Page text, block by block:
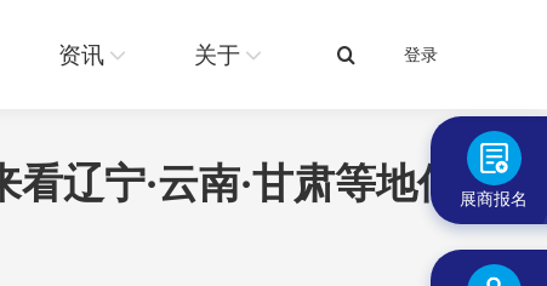
资讯 关于
搜
登录
辽宁·云南·甘肃等地低
展商报名
关于
搜